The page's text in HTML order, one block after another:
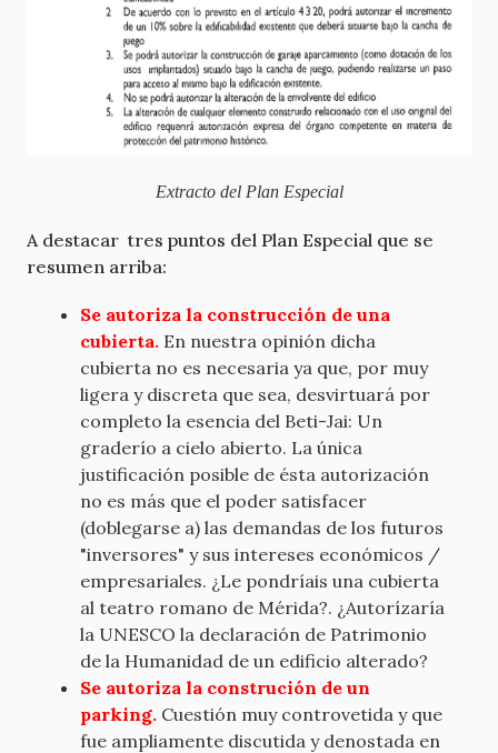
Extracto del Plan Especial
A destacar tres puntos del Plan Especial que se
resumen arriba:
Se autoriza la construcción de una
cubierta. En nuestra opinión dicha
cubierta no es necesaria ya que, por muy
ligera y discreta que sea, desvirtuará por
completo la esencia del Beti-Jai: Un
graderío a cielo abierto. La única
justificación posible de ésta autorización
no es más que el poder satisfacer
(doblegarse a) las demandas de los futuros
"inversores" y sus intereses económicos /
empresariales. ¿Le pondríais una cubierta
al teatro romano de Mérida?. ¿Autorízaría
la UNESCO la declaración de Patrimonio
de la Humanidad de un edificio alterado?
Se autoriza la construción de un
parking. Cuestión muy controvetida y que
fue ampliamente discutida y denostada en